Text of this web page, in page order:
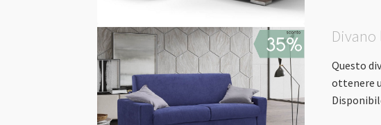
Questo
ottenere